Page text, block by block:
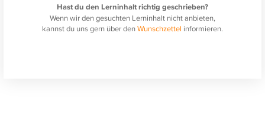
Hast du den Lerninhalt richtig geschrieben?
Wenn wir den gesuchten Lerninhalt nicht anbieten,
kannst du uns gern über denWunschzettel informieren.